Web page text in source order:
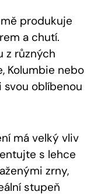
produkuje
a chutí.
z různých
Kolumbie nebo
svou oblíbenou
má velký vliv
s lehce
zrny,
stupeň